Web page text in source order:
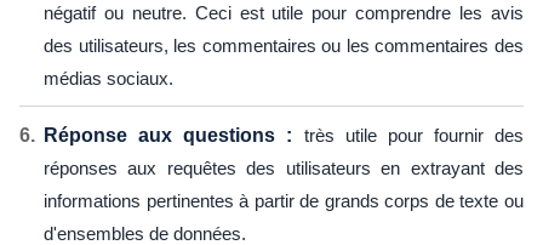
négatif ou neutre. Ceci est utile pour comprendre les avis
des utilisateurs, les commentaires ou les commentaires des
médias sociaux.
Réponse aux questions : très utile pour fournir des
réponses aux requêtes des utilisateurs en extrayant des
informations pertinentes à partir de grands corps de texte ou
d'ensembles de données.